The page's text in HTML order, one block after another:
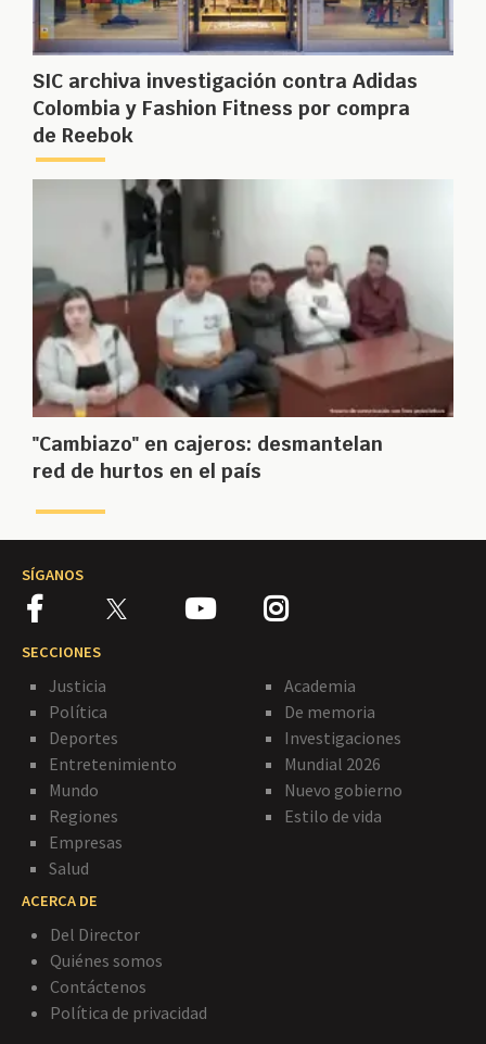
SIC archiva investigación contra Adidas
Colombia y Fashion Fitness por compra
de Reebok
"Cambiazo" en cajeros: desmantelan
red de hurtos en el país
SÍGANOS
SECCIONES
Justicia
Política
Deportes
Entretenimiento
Mundo
Regiones
Empresas
Salud
Academia
De memoria
Investigaciones
Mundial 2026
Nuevo gobierno
Estilo de vida
ACERCA DE
Del Director
Quiénes somos
Contáctenos
Política de privacidad